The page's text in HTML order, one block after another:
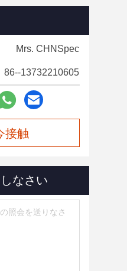
Mrs. CHNSpec
86--13732210605
接触
なさい